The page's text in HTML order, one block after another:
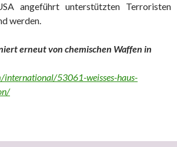
angeführt unterstützten Terroristen
werden.
erneut von chemischen Waffen in
international/53061-weisses-haus-
Giftgasattacken / 2. Eklat im